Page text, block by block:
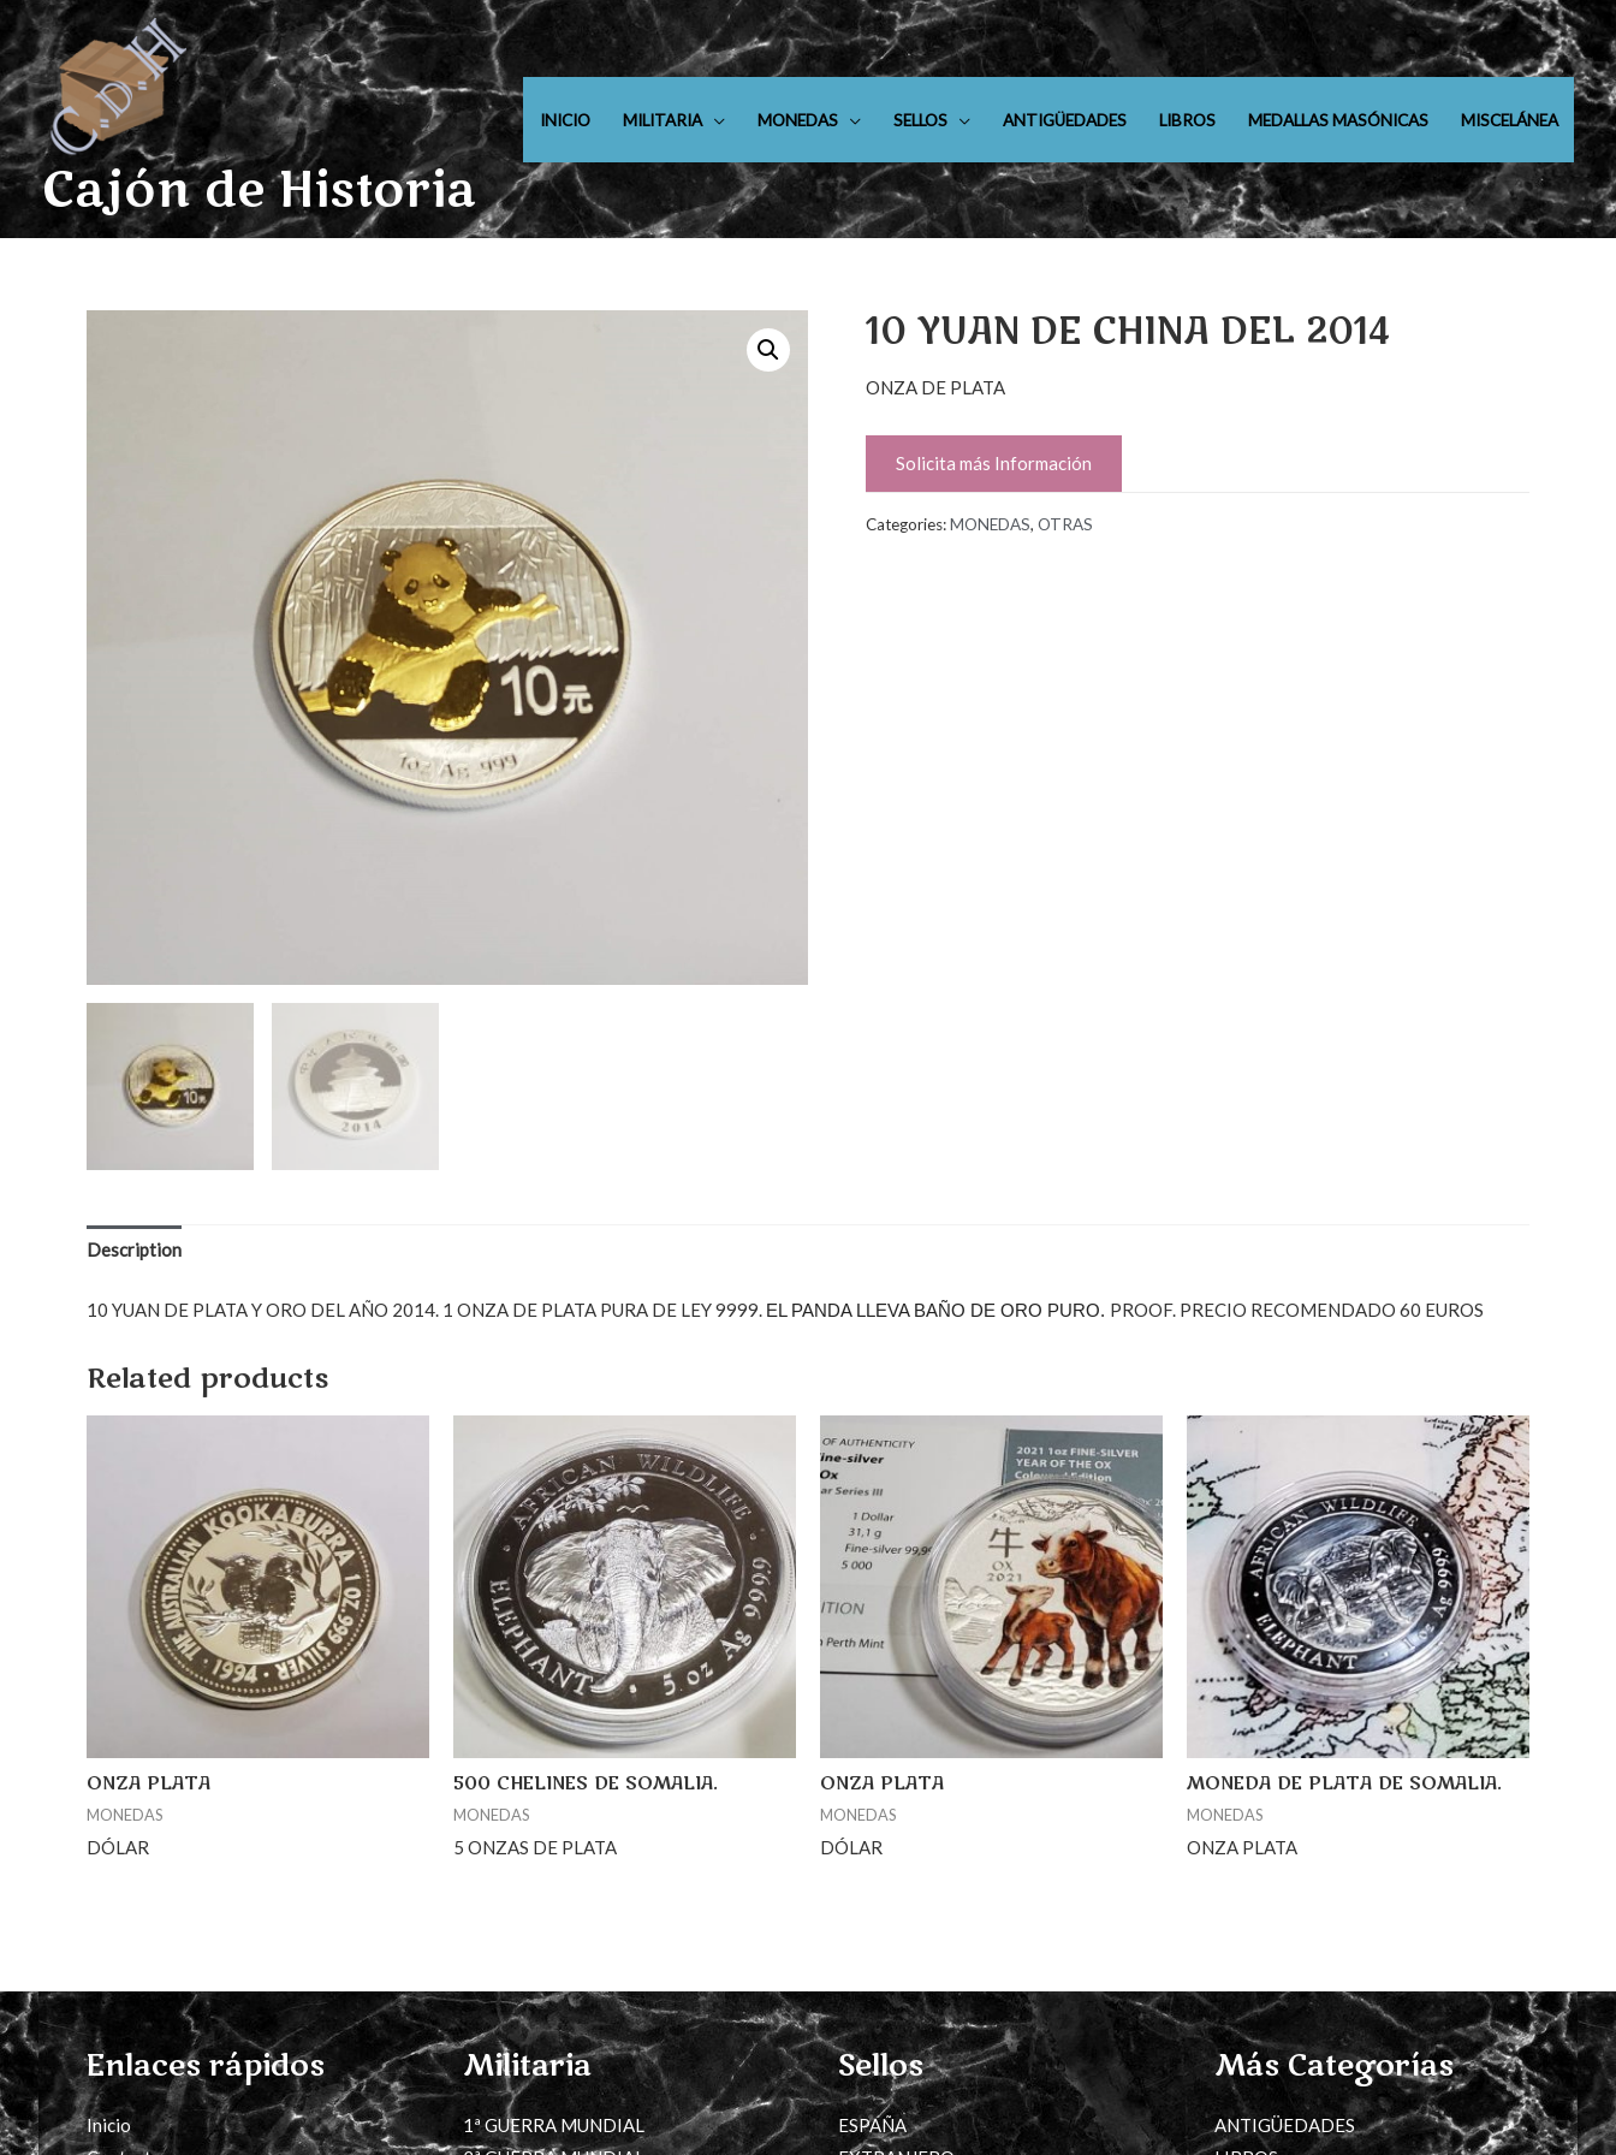
Ir
al
contenido
Cajón de Historia
INICIO MILITARIA MONEDAS SELLOS ANTIGÜEDADES LIBROS MEDALLAS MASÓNICAS MISCELÁNEA
10 YUAN DE CHINA DEL 2014
ONZA DE PLATA
Solicita más Información
Categories:MONEDAS, OTRAS
Description
10 YUAN DE PLATA Y ORO DEL AÑO 2014. 1 ONZA DE PLATA PURA DE LEY 9999. EL PANDA LLEVA BAÑO DE ORO PURO. PROOF. PRECIO RECOMENDADO 60 EUROS
Related products
ONZA PLATA
MONEDAS
DÓLAR
500 CHELINES DE SOMALIA.
MONEDAS
5 ONZAS DE PLATA
ONZA PLATA
MONEDAS
DÓLAR
MONEDA DE PLATA DE SOMALIA.
MONEDAS
ONZA PLATA
Enlaces rápidos
Inicio
Militaria
1ª GUERRA MUNDIAL
Sellos
ESPAÑA
Más Categorías
ANTIGÜEDADES